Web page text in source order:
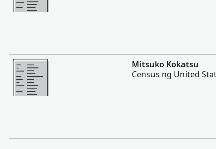
Magpakita ng mas marami
Mitsuko Kokatsu
Census ng United